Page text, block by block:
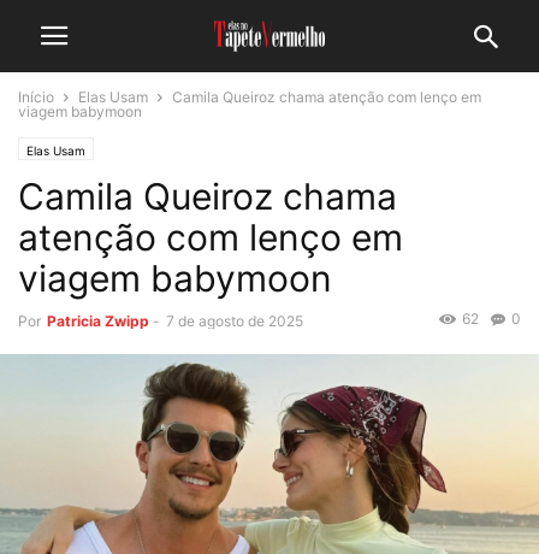
Início Elas Usam
Camila Queiroz chama atenção com lenço em
viagem babymoon
Elas Usam
Camila Queiroz chama
atenção com lenço em
viagem babymoon
Por Patricia Zwipp - 7 de agosto de 2025 0
62